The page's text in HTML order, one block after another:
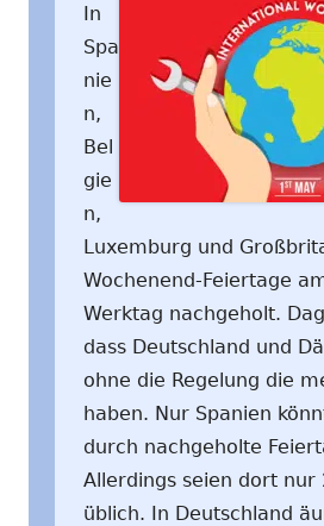
In
Spa
nie
n,
Bel
gie
n,
Luxemburg und
Wochenend-Feiertage
Werktag nachgeholt.
dass Deutschland und
ohne die Regelung die
haben. Nur Spanien
durch nachgeholte
Allerdings seien dort nur
üblich. In Deutschland